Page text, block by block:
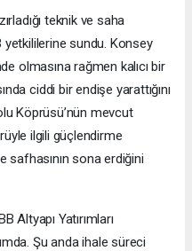
teknik ve saha
sundu. Konsey
olmasına rağmen kalıcı bir
ciddi bir endişe yarattığını
Köprüsü’nün mevcut
ilgili güçlendirme
safhasının sona erdiğini
Altyapı Yatırımları
Şu anda ihale süreci